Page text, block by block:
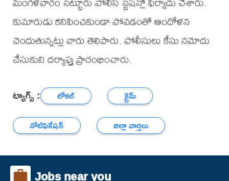
కుమారుడు కనిపించకుండా పోవడంతో ఆందోళన
చెందుతున్నట్లు వారు తెలిపారు. పోలీసులు కేసు నమోదు
చేసుకుని దర్యాప్తు ప్రారంభించారు.
ట్యాగ్స్ : లోకల్
క్రైమ్
నోటిఫికేషన్
జిల్లా వార్తలు
Jobs near you